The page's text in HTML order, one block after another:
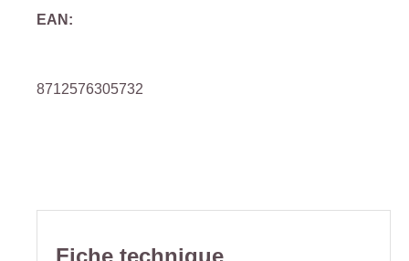
EAN:
8712576305732
Fiche technique